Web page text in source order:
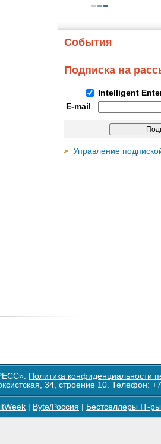
События
Подписка на
Intelligent
E-mail
Управление
Политика конфиденциальности
34, строение 10. Телефон:
itWeek Byte/Россия Бестселлеры IT-